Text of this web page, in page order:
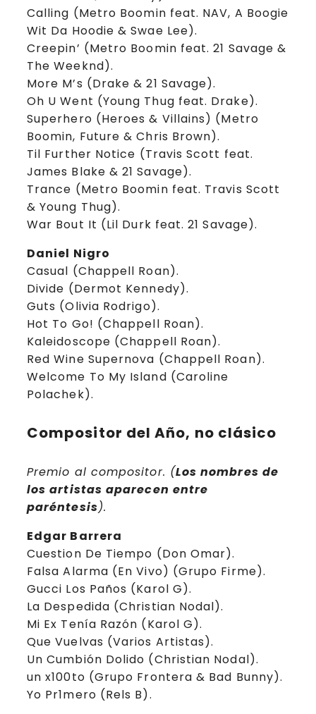
Calling (Metro Boomin feat. NAV, A Boogie
Wit Da Hoodie & Swae Lee).
Creepin’ (Metro Boomin feat. 21 Savage &
The Weeknd).
More M’s (Drake & 21 Savage).
Oh U Went (Young Thug feat. Drake).
Superhero (Heroes & Villains) (Metro
Boomin, Future & Chris Brown).
Til Further Notice (Travis Scott feat.
James Blake & 21 Savage).
Trance (Metro Boomin feat. Travis Scott
& Young Thug).
War Bout It (Lil Durk feat. 21 Savage).
Daniel Nigro
Casual (Chappell Roan).
Divide (Dermot Kennedy).
Guts (Olivia Rodrigo).
Hot To Go! (Chappell Roan).
Kaleidoscope (Chappell Roan).
Red Wine Supernova (Chappell Roan).
Welcome To My Island (Caroline
Polachek).
Compositor del Año, no clásico
Premio al compositor. (Los nombres de
los artistas aparecen entre
paréntesis).
Edgar Barrera
Cuestion De Tiempo (Don Omar).
Falsa Alarma (En Vivo) (Grupo Firme).
Gucci Los Paños (Karol G).
La Despedida (Christian Nodal).
Mi Ex Tenía Razón (Karol G).
Que Vuelvas (Varios Artistas).
Un Cumbión Dolido (Christian Nodal).
un x100to (Grupo Frontera & Bad Bunny).
Yo Pr1mero (Rels B).